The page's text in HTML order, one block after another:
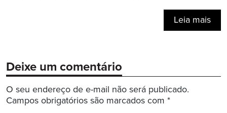
Leia mais
Deixe um comentário
O seu endereço de e-mail não será publicado.
Campos obrigatórios são marcados com *